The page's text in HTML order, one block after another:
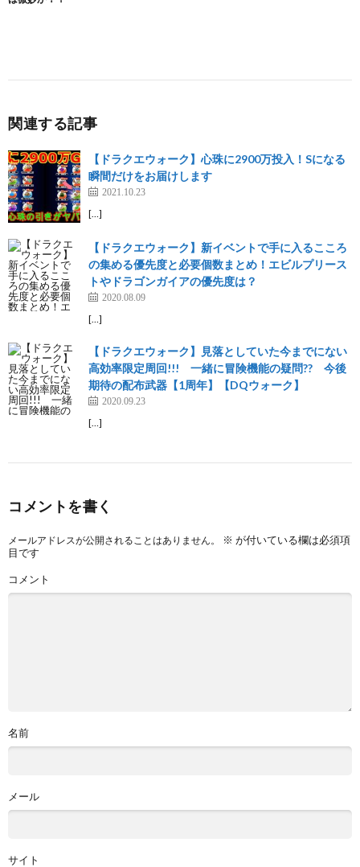
関連する記事
【ドラクエウォーク】心珠に2900万投入！Sになる
瞬間だけをお届けします
2021.10.23
[…]
【ドラクエウォーク】新イベントで手に入るこころ
の集める優先度と必要個数まとめ！エビルプリース
トやドラゴンガイアの優先度は？
2020.08.09
[…]
【ドラクエウォーク】見落としていた今までにない
高効率限定周回!!! 一緒に冒険機能の疑問?? 今後
期待の配布武器【1周年】【DQウォーク】
2020.09.23
[…]
コメントを書く
メールアドレスが公開されることはありません。 ※ が付いている欄は必須項
目です
コメント
名前
メール
サイト